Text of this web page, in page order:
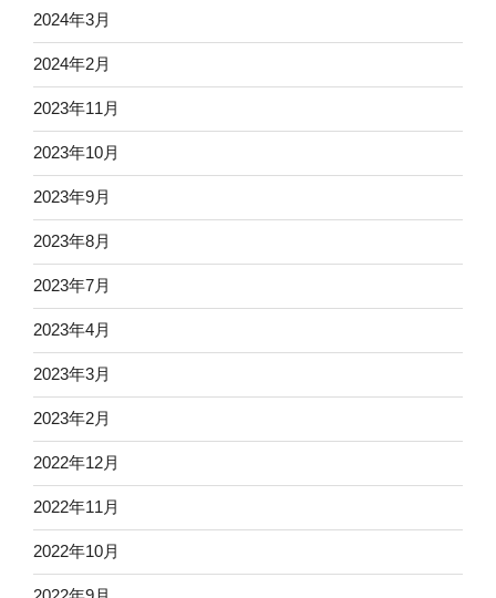
2024年3月
2024年2月
2023年11月
2023年10月
2023年9月
2023年8月
2023年7月
2023年4月
2023年3月
2023年2月
2022年12月
2022年11月
2022年10月